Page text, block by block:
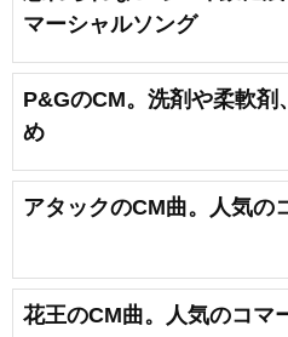
マーシャルソング
P&GのCM。洗剤や柔軟剤
め
アタックのCM曲。人気の
花王のCM曲。人気のコマ